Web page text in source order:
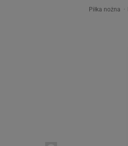
Piłka nożna